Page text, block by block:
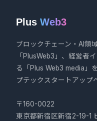
Plus Web3
ブロックチェーン・AI領
「PlusWeb3」、経営者
る「Plus Web3 media」
プテックスタートアップ
〒160-0022
東京都新宿区新宿2-19-1